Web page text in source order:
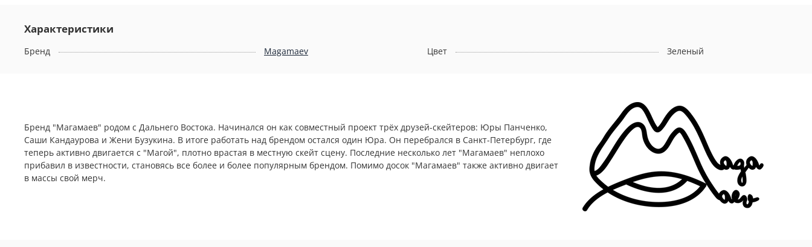
Характеристики
Бренд Magamaev Цвет Зеленый
Бренд "Магамаев" родом с Дальнего Востока. Начинался он как совместный проект трёх друзей-скейтеров: Юры Панченко,
Саши Кандаурова и Жени Бузукина. В итоге работать над брендом остался один Юра. Он перебрался в Санкт-Петербург, где
теперь активно двигается с "Магой", плотно врастая в местную скейт сцену. Последние несколько лет "Магамаев" неплохо
прибавил в известности, становясь все более и более популярным брендом. Помимо досок "Магамаев" также активно двигает
в массы свой мерч.